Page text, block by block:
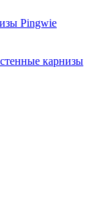
Pingwie
карнизы